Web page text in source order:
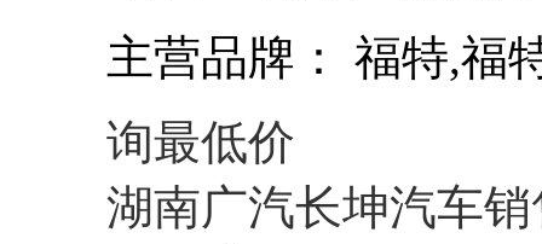
主营品牌：
福特,福
询最低价
湖南广汽长坤汽车